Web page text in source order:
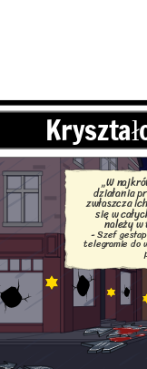
Syryjska wojna domowa to
Baas, prowadzone przez
ludzi, którzy chcą usunąć rząd.
2011 roku. Był to najbardziej
z ponad 250 000 zabitych
„W
działania
zwłaszcza ich
się w
należy
- Szef
telegramie do